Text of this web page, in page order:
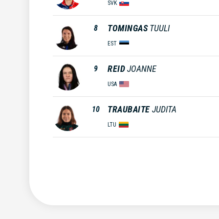
SVK
8 TOMINGAS TUULI
EST
9 REIDJOANNE
USA
10 TRAUBAITE JUDITA
LTU